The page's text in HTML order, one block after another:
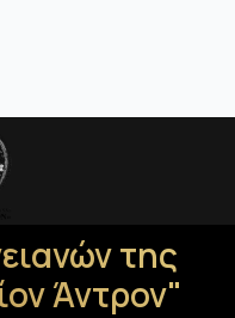
της
Άντρον"